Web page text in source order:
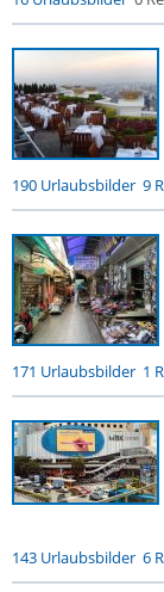
190 Urlaubsbilder 9
171 Urlaubsbilder 1
143 Urlaubsbilder 6